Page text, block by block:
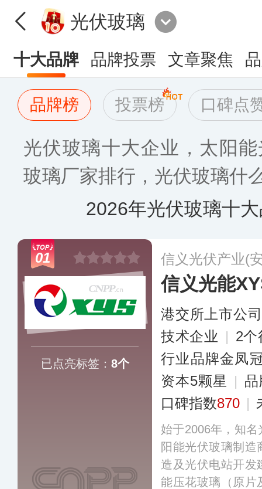
光伏玻璃
十大品牌 品牌投票 文章聚焦
品牌榜 投票榜 口碑点
光伏玻璃十大企业，太阳
玻璃厂家排行，光伏玻璃什
2026年光伏玻璃十
01
已点亮标签： 8个
信义光伏产业(
信义光能
港交所上市公司
技术企业 | 2个
行业品牌金凤
资本5颗星
|
口碑指数870 |
始于2006年，知
阳能光伏玻璃制
造及光伏电站开发
能压花玻璃（原片